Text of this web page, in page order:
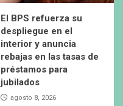
El BPS refuerza su
despliegue en el
interior y anuncia
rebajas en las tasas de
préstamos para
jubilados
agosto 8, 2026